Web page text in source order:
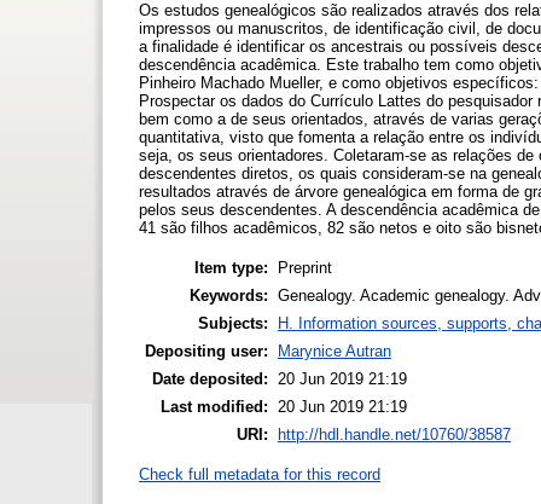
Os estudos genealógicos são realizados através dos
impressos ou manuscritos, de identificação civil, de
a finalidade é identificar os ancestrais ou possíveis
descendência acadêmica. Este trabalho tem como
Pinheiro Machado Mueller, e como objetivos
Prospectar os dados do Currículo Lattes do
bem como a de seus orientados, através de varias
quantitativa, visto que fomenta a relação entre os
seja, os seus orientadores. Coletaram-se as relações
descendentes diretos, os quais consideram-se na
resultados através de árvore genealógica em forma de
pelos seus descendentes. A descendência acadêmica
41 são filhos acadêmicos, 82 são netos e oito são
Item type:
Preprint
Keywords: Genealogy. Academic genealogy.
Subjects:
H. Information sources, supports,
Depositing user:
Marynice Autran
Date deposited:
20 Jun 2019 21:19
Last modified:
20 Jun 2019 21:19
URI:
http://hdl.handle.net/10760/38587
Check full metadata for this record